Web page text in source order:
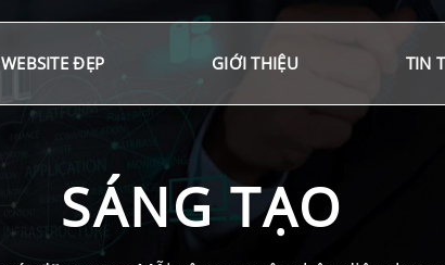
ĐẸP GIỚI THIỆU TIN
SÁNG TẠO